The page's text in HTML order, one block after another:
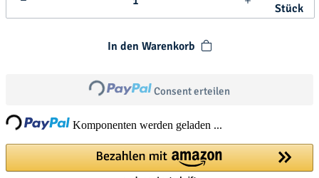
Stück
In den Warenkorb
Loading... Consent erteilen
Komponenten werden geladen ...